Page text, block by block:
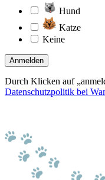
Hund
Katze
Keine
Anmelden
Durch Klicken auf
Datenschutzpolitik bei